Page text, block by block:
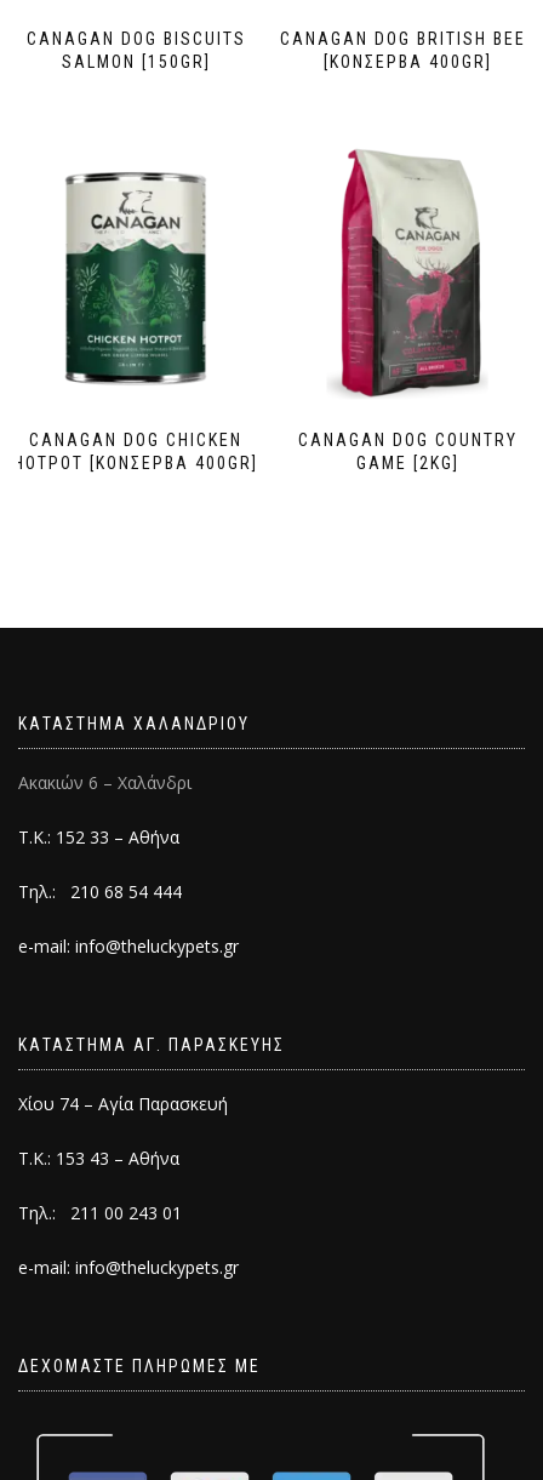
CANAGAN DOG BISCUITS
SALMON [150GR]
CANAGAN DOG BRITISH BEEF
[ΚΟΝΣΕΡΒΑ 400GR]
CANAGAN DOG CHICKEN
HOTPOT [ΚΟΝΣΕΡΒΑ 400GR]
CANAGAN DOG COUNTRY
GAME [2KG]
ΚΑΤΑΣΤΗΜΑ ΧΑΛΑΝΔΡΙΟΥ
Ακακιών 6 – Χαλάνδρι
Τ.Κ.: 152 33 – Αθήνα
Τηλ.: 210 68 54 444
e-mail: info@theluckypets.gr
ΚΑΤΑΣΤΗΜΑ ΑΓ. ΠΑΡΑΣΚΕΥΗΣ
Χίου 74 – Αγία Παρασκευή
Τ.Κ.: 153 43 – Αθήνα
Τηλ.: 211 00 243 01
e-mail: info@theluckypets.gr
ΔΕΧΟΜΑΣΤΕ ΠΛΗΡΩΜΕΣ ΜΕ